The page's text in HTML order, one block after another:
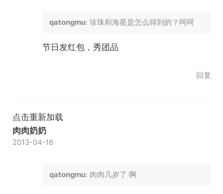
qatongmu: 珍珠和海星是怎么得到的？呵呵
节日发红包，秀团品
回复
点击重新加载
肉肉奶奶
2013-04-16
qatongmu: 肉肉几岁了 啊